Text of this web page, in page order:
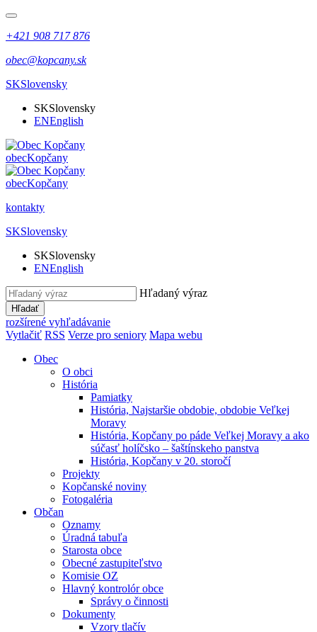
+421 908 717 876
obec@kopcany.sk
SKSlovensky
SKSlovensky
ENEnglish
obecKopčany
obecKopčany
kontakty
SKSlovensky
SKSlovensky
ENEnglish
Hľadaný výraz
Hľadať
rozšírené vyhľadávanie
Vytlačiť RSS Verze pro seniory Mapa webu
Obec
O obci
História
Pamiatky
História, Najstaršie obdobie, obdobie Veľkej
Moravy
História, Kopčany po páde Veľkej Moravy a ako
súčasť holíčsko – šaštínskeho panstva
História, Kopčany v 20. storočí
Projekty
Kopčanské noviny
Fotogaléria
Občan
Oznamy
Úradná tabuľa
Starosta obce
Obecné zastupiteľstvo
Komisie OZ
Hlavný kontrolór obce
Správy o činnosti
Dokumenty
Vzory tlačív